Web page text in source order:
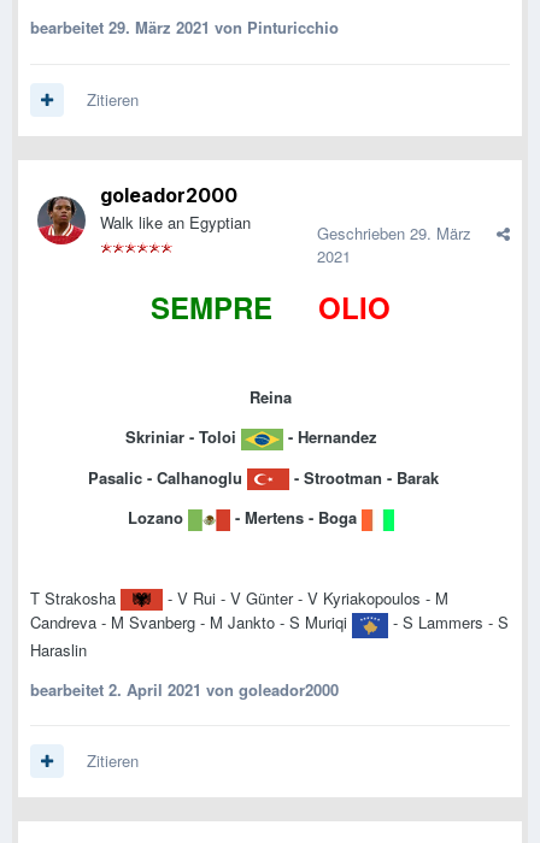
bearbeitet 29. März 2021 von Pinturicchio
Zitieren
goleador2000
Walk like an Egyptian Geschrieben 29. März
2021
SEMPRE OLIO
Reina
Skriniar - Toloi
- Hernandez
Pasalic - Calhanoglu
- Strootman - Barak
Lozano
- Mertens - Boga
T Strakosha
- V Rui - V Günter - V Kyriakopoulos - M
Candreva - M Svanberg - M Jankto - S Muriqi
- S Lammers - S
Haraslin
bearbeitet 2. April 2021 von goleador2000
Zitieren